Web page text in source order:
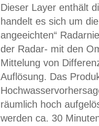
Dieser Layer enthält
handelt es sich um
angeeichten“
der Radar- mit den
Mittelung von
Auflösung. Das
räumlich hoch
werden ca. 30